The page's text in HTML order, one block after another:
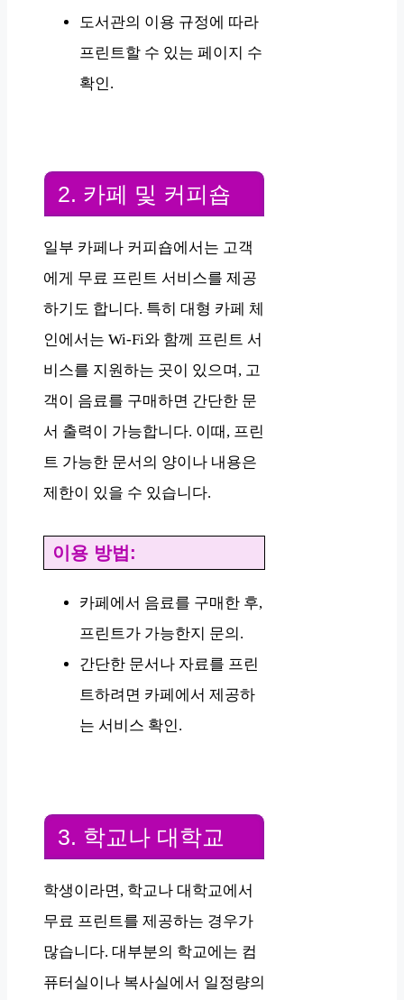
도서관의 이용 규정에 따라
프린트할 수 있는 페이지 수
확인.
2. 카페 및 커피숍
일부 카페나 커피숍에서는 고객
에게 무료 프린트 서비스를 제공
하기도 합니다. 특히 대형 카페 체
인에서는 Wi-Fi와 함께 프린트 서
비스를 지원하는 곳이 있으며, 고
객이 음료를 구매하면 간단한 문
서 출력이 가능합니다. 이때, 프린
트 가능한 문서의 양이나 내용은
제한이 있을 수 있습니다.
이용 방법:
카페에서 음료를 구매한 후,
프린트가 가능한지 문의.
간단한 문서나 자료를 프린
트하려면 카페에서 제공하
는 서비스 확인.
3. 학교나 대학교
학생이라면, 학교나 대학교에서
무료 프린트를 제공하는 경우가
많습니다. 대부분의 학교에는 컴
퓨터실이나 복사실에서 일정량의